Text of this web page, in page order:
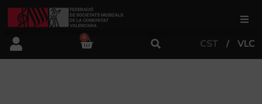
FSMCV
0
CST VLC